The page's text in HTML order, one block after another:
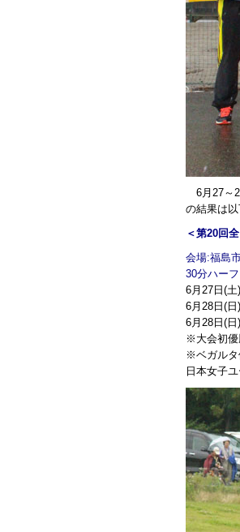
6月27～
の結果は
＜第20回
会場:福島
30分ハー
6月27日(
6月28日(
6月28日(
※大会初優
※ベガルタ
日本女子